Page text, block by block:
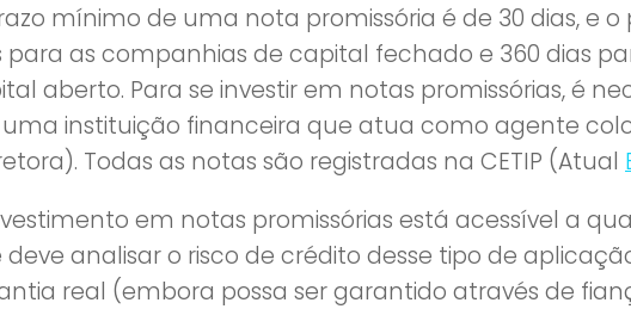
mínimo de uma nota promissória é de 30 dias, e o
para as companhias de capital fechado e 360 dias
aberto. Para se investir em notas promissórias, é
instituição financeira que atua como agente
Todas as notas são registradas na CETIP (Atual
em notas promissórias está acessível a
deve analisar o risco de crédito desse tipo de
real (embora possa ser garantido através de